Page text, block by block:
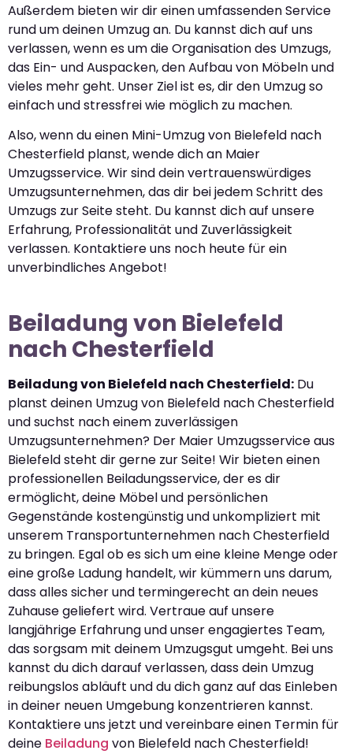
Außerdem bieten wir dir einen umfassenden Service
rund um deinen Umzug an. Du kannst dich auf uns
verlassen, wenn es um die Organisation des Umzugs,
das Ein- und Auspacken, den Aufbau von Möbeln und
vieles mehr geht. Unser Ziel ist es, dir den Umzug so
einfach und stressfrei wie möglich zu machen.
Also, wenn du einen Mini-Umzug von Bielefeld nach
Chesterfield planst, wende dich an Maier
Umzugsservice. Wir sind dein vertrauenswürdiges
Umzugsunternehmen, das dir bei jedem Schritt des
Umzugs zur Seite steht. Du kannst dich auf unsere
Erfahrung, Professionalität und Zuverlässigkeit
verlassen. Kontaktiere uns noch heute für ein
unverbindliches Angebot!
Beiladung von Bielefeld
nach Chesterfield
Beiladung von Bielefeld nach Chesterfield: Du
planst deinen Umzug von Bielefeld nach Chesterfield
und suchst nach einem zuverlässigen
Umzugsunternehmen? Der Maier Umzugsservice aus
Bielefeld steht dir gerne zur Seite! Wir bieten einen
professionellen Beiladungsservice, der es dir
ermöglicht, deine Möbel und persönlichen
Gegenstände kostengünstig und unkompliziert mit
unserem Transportunternehmen nach Chesterfield
zu bringen. Egal ob es sich um eine kleine Menge oder
eine große Ladung handelt, wir kümmern uns darum,
dass alles sicher und termingerecht an dein neues
Zuhause geliefert wird. Vertraue auf unsere
langjährige Erfahrung und unser engagiertes Team,
das sorgsam mit deinem Umzugsgut umgeht. Bei uns
kannst du dich darauf verlassen, dass dein Umzug
reibungslos abläuft und du dich ganz auf das Einleben
in deiner neuen Umgebung konzentrieren kannst.
Kontaktiere uns jetzt und vereinbare einen Termin für
deine Beiladung von Bielefeld nach Chesterfield!